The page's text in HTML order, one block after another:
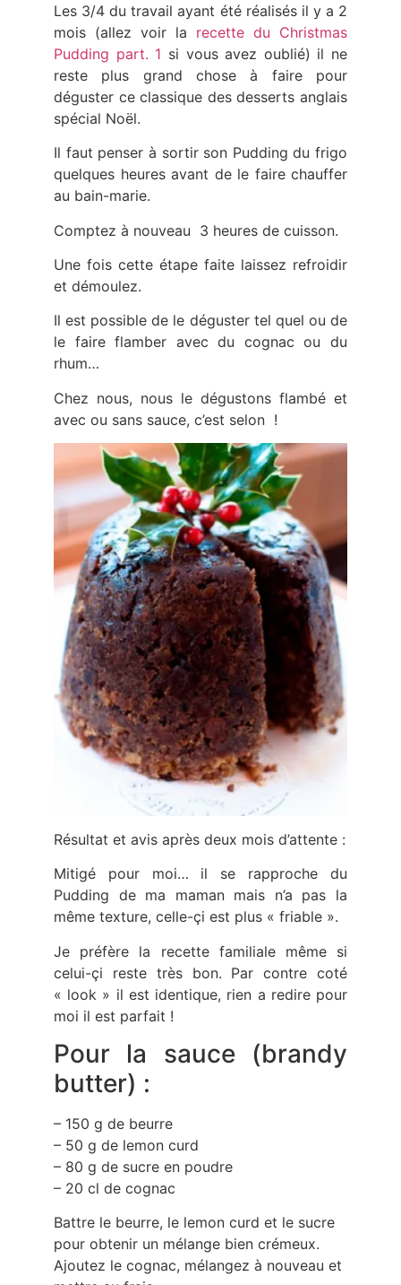
Les 3/4 du travail ayant été réalisés il y a 2
mois (allez voir la recette du Christmas
Pudding part. 1 si vous avez oublié) il ne
reste plus grand chose à faire pour
déguster ce classique des desserts anglais
spécial Noël.
Il faut penser à sortir son Pudding du frigo
quelques heures avant de le faire chauffer
au bain-marie.
Comptez à nouveau 3 heures de cuisson.
Une fois cette étape faite laissez refroidir
et démoulez.
Il est possible de le déguster tel quel ou de
le faire flamber avec du cognac ou du
rhum…
Chez nous, nous le dégustons flambé et
avec ou sans sauce, c’est selon !
Résultat et avis après deux mois d’attente :
Mitigé pour moi… il se rapproche du
Pudding de ma maman mais n’a pas la
même texture, celle-çi est plus « friable ».
Je préfère la recette familiale même si
celui-çi reste très bon. Par contre coté
« look » il est identique, rien a redire pour
moi il est parfait !
Pour la sauce (brandy
butter) :
– 150 g de beurre
– 50 g de lemon curd
– 80 g de sucre en poudre
– 20 cl de cognac
Battre le beurre, le lemon curd et le sucre
pour obtenir un mélange bien crémeux.
Ajoutez le cognac, mélangez à nouveau et